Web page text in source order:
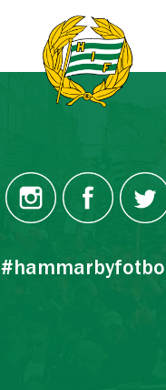
#hammarbyfotboll